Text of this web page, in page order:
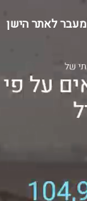
מעבר לאתר הישן